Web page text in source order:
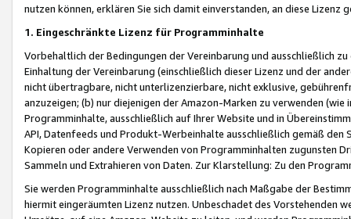
nutzen können, erklären Sie sich damit einverstanden, an diese Lizenz
1. Eingeschränkte Lizenz für Programminhalte
Vorbehaltlich der Bedingungen der Vereinbarung und ausschließlich
Einhaltung der Vereinbarung (einschließlich dieser Lizenz und der
nicht übertragbare, nicht unterlizenzierbare, nicht exklusive,
anzuzeigen; (b) nur diejenigen der Amazon-Marken zu verwenden
Programminhalte, ausschließlich auf Ihrer Website und in
API, Datenfeeds und Produkt-Werbeinhalte ausschließlich gemäß
Kopieren oder andere Verwenden von Programminhalten zugunsten
Sammeln und Extrahieren von Daten. Zur Klarstellung: Zu den
Sie werden Programminhalte ausschließlich nach Maßgabe der
hiermit eingeräumten Lizenz nutzen. Unbeschadet des Vorstehenden